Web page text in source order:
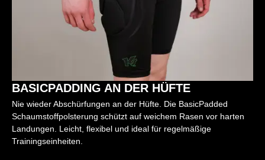
BASICPADDING AN DER HÜFTE
Nie wieder Abschürfungen an der Hüfte. Die BasicPadded
Schaumstoffpolsterung schützt auf weichem Rasen vor harten
Landungen. Leicht, flexibel und ideal für regelmäßige
Trainingseinheiten.